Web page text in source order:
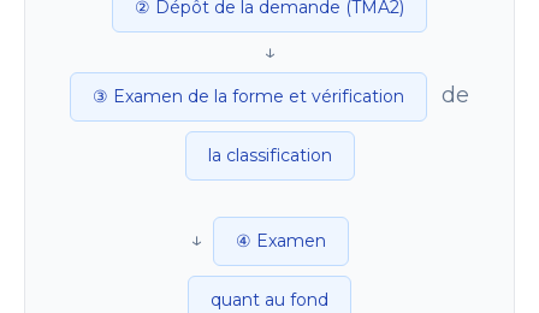
② Dépôt de la demande (TMA2)
↓
③ Examen de la forme et vérification de
la classification
↓ ④ Examen
quant au fond